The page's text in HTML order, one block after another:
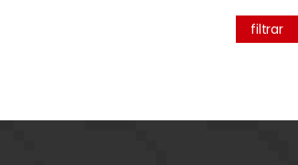
filtrar